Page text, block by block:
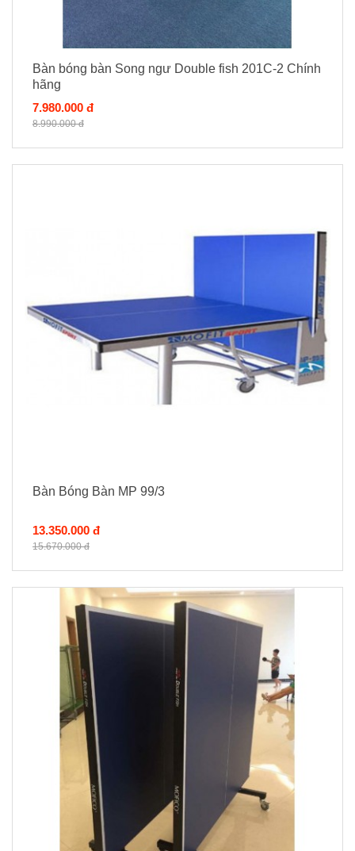
Bàn bóng bàn Song ngư Double fish 201C-2 Chính
hãng
7.980.000 đ
8.990.000 đ
Bàn Bóng Bàn MP 99/3
13.350.000 đ
15.670.000 đ